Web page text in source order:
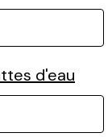
d'eau